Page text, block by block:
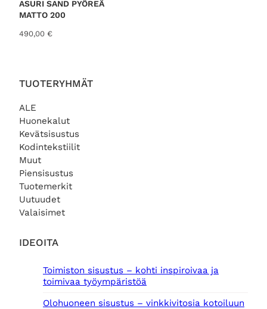
TUOTERYHMÄT
ALE
Huonekalut
Kevätsisustus
Kodintekstiilit
Muut
Piensisustus
Tuotemerkit
Uutuudet
Valaisimet
IDEOITA
Toimiston sisustus – kohti inspiroivaa ja
toimivaa työympäristöä
Olohuoneen sisustus – vinkkivitosia kotoiluun
ASURI SAND PYÖREÄ
MATTO 200
490,00 €